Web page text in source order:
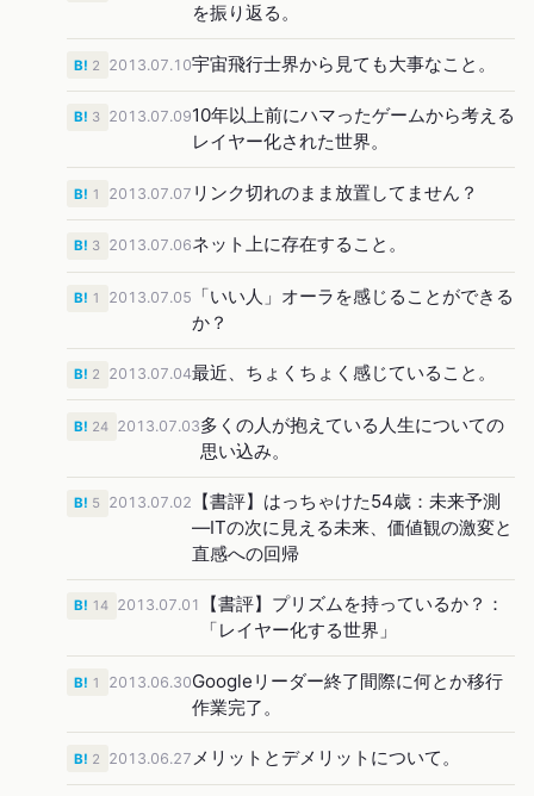
を振り返る。
2013.07.10宇宙飛行士界から見ても大事なこと。
B! 2
2013.07.0910年以上前にハマったゲームから考える
レイヤー化された世界。
B! 3
2013.07.07 リンク切れのまま放置してません？
B! 1
2013.07.06ネット上に存在すること。
B! 3
2013.07.05
「いい人」オーラを感じることができる
か？
B! 1
2013.07.04最近、ちょくちょく感じていること。
B! 2
2013.07.03多くの人が抱えている人生についての
思い込み。
B! 24
2013.07.02
【書評】はっちゃけた54歳：未来予測
―ITの次に見える未来、価値観の激変と
直感への回帰
B! 5
2013.07.01
【書評】プリズムを持っているか？：
「レイヤー化する世界」
B! 14
2013.06.30Googleリーダー終了間際に何とか移行
作業完了。
B! 1
2013.06.27 メリットとデメリットについて。
B! 2